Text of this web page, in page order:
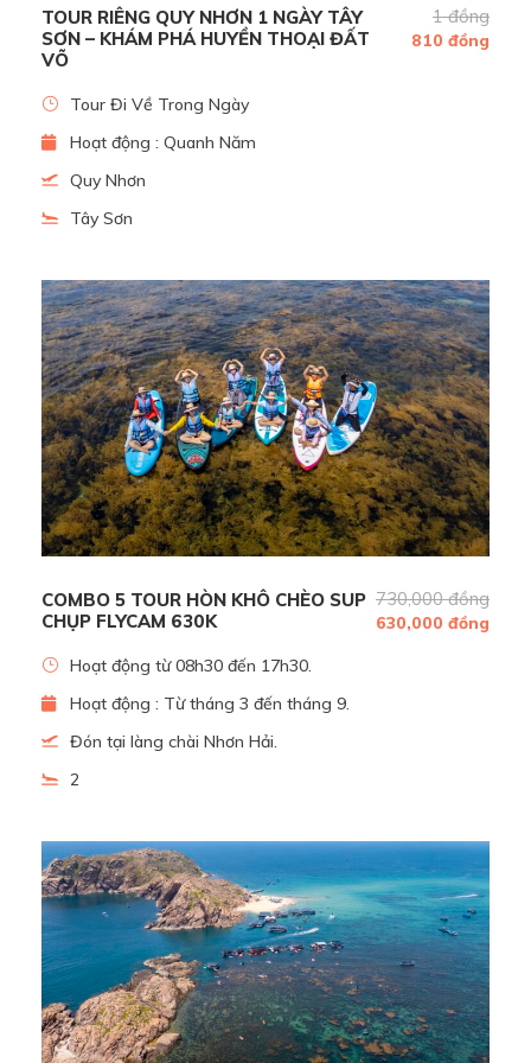
Ngắm Cảnh Đầm Thị Nại Trên Du Thuyền
TOUR RIÊNG QUY NHƠN 1 NGÀY TÂY
SƠN – KHÁM PHÁ HUYỀN THOẠI ĐẤT
VÕ
1 đồng
810 đồng
Tour Đi Về Trong Ngày
Hoạt động : Quanh Năm
Quy Nhơn
Tây Sơn
COMBO 5 TOUR HÒN KHÔ CHÈO SUP
CHỤP FLYCAM 630K
730,000 đồng
630,000 đồng
Hoạt động từ 08h30 đến 17h30.
Hoạt động : Từ tháng 3 đến tháng 9.
Đón tại làng chài Nhơn Hải.
2